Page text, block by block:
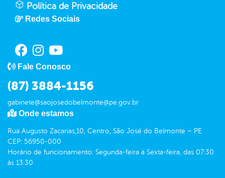
Política de Privacidade
Redes Sociais
Fale Conosco
(87) 3884-1156
gabinete@saojosedobelmonte@pe.gov.br
Onde estamos
Rua Augusto Zacarias,10, Centro, São José do Belmonte – PE
CEP: 56950-000
Horário de funcionamento: Segunda-feira à Sexta-feira, das 07:30
às 13:30